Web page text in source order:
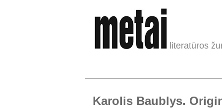
literatūros
Karolis Baublys.